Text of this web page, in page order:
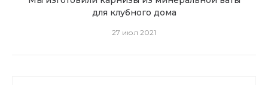
для клубного дома
27 июл 2021